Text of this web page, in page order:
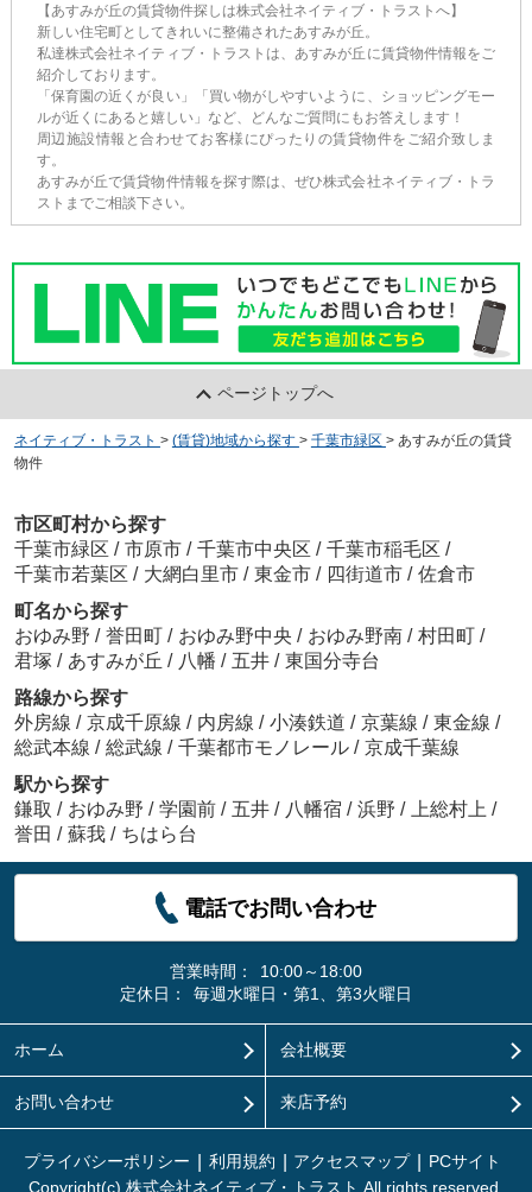
【あすみが丘の賃貸物件探しは株式会社ネイティブ・トラストへ】
新しい住宅町としてきれいに整備されたあすみが丘。
私達株式会社ネイティブ・トラストは、あすみが丘に賃貸物件情報をご
紹介しております。
「保育園の近くが良い」「買い物がしやすいように、ショッピングモー
ルが近くにあると嬉しい」など、どんなご質問にもお答えします！
周辺施設情報と合わせてお客様にぴったりの賃貸物件をご紹介致しま
す。
あすみが丘で賃貸物件情報を探す際は、ぜひ株式会社ネイティブ・トラ
ストまでご相談下さい。
ページトップへ
ネイティブ・トラスト > (賃貸)地域から探す > 千葉市緑区 > あすみが丘の賃貸
物件
市区町村から探す
千葉市緑区 / 市原市 / 千葉市中央区 / 千葉市稲毛区 /
千葉市若葉区 / 大網白里市 / 東金市 / 四街道市 / 佐倉市
町名から探す
おゆみ野 / 誉田町 / おゆみ野中央 / おゆみ野南 / 村田町 /
君塚 / あすみが丘 / 八幡 / 五井 / 東国分寺台
路線から探す
外房線 / 京成千原線 / 内房線 / 小湊鉄道 / 京葉線 / 東金線 /
総武本線 / 総武線 / 千葉都市モノレール / 京成千葉線
駅から探す
鎌取 / おゆみ野 / 学園前 / 五井 / 八幡宿 / 浜野 / 上総村上 /
誉田 / 蘇我 / ちはら台
電話でお問い合わせ
営業時間：
10:00～18:00
定休日：
毎週水曜日・第1、第3火曜日
ホーム 会社概要
お問い合わせ 来店予約
プライバシーポリシー 利用規約 アクセスマップ
PCサイト
Copyright(c) 株式会社ネイティブ・トラスト All rights reserved.